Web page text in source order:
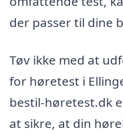
der passer til dine
Tøv ikke med at
for høretest i
bestil-høretest.dk
at sikre, at din